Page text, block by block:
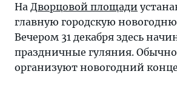
На Дворцовой площади
главную городскую
Вечером 31 декабря здесь
праздничные гуляния. Обычно
организуют новогодний